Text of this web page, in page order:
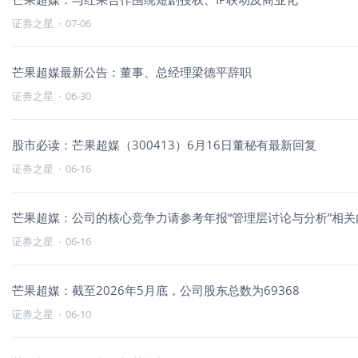
证券之星 · 07-06
芒果超媒最新公告：董事、总经理梁德平辞职
证券之星 · 06-30
股市必读：芒果超媒（300413）6月16日董秘有最新回复
证券之星 · 06-16
芒果超媒：公司的核心竞争力请参考年报“管理层讨论与分析”相
证券之星 · 06-16
芒果超媒：截至2026年5月底，公司股东总数为69368
证券之星 · 06-10